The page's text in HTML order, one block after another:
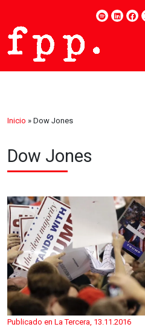
Inicio » Dow Jones
Dow Jones
Publicado en La Tercera, 13.11.2016